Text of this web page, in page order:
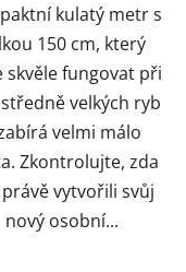
kulatý metr s
150 cm, který
skvěle fungovat při
velkých ryb
velmi málo
Zkontrolujte, zda
vytvořili svůj
nový osobní...